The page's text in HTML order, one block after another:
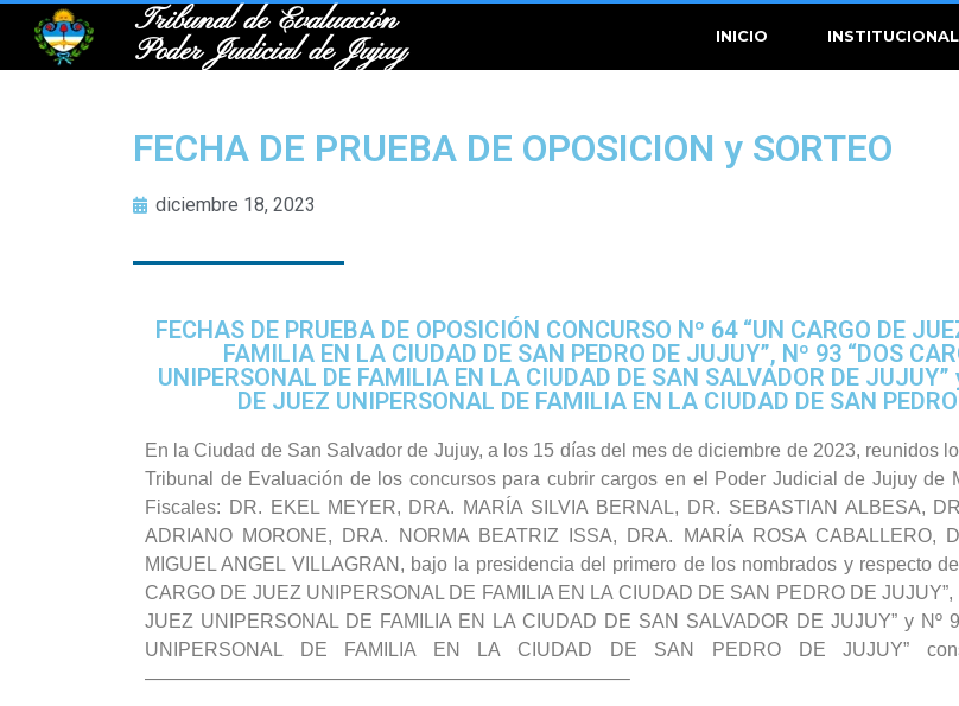
Tribunal de Evaluación
Poder Judicial de Jujuy
INICIO INSTITUCIONAL
FECHA DE PRUEBA DE OPOSICION y SORTEO
diciembre 18, 2023
FECHAS DE PRUEBA DE OPOSICIÓN CONCURSO Nº 64 “UN CARGO DE
FAMILIA EN LA CIUDAD DE SAN PEDRO DE JUJUY”, Nº 93 “DOS
UNIPERSONAL DE FAMILIA EN LA CIUDAD DE SAN SALVADOR DE JUJUY”
DE JUEZ UNIPERSONAL DE FAMILIA EN LA CIUDAD DE SAN
En la Ciudad de San Salvador de Jujuy, a los 15 días del mes de diciembre de 2023, reunidos
Tribunal de Evaluación de los concursos para cubrir cargos en el Poder Judicial de Jujuy de
Fiscales: DR. EKEL MEYER, DRA. MARÍA SILVIA BERNAL, DR. SEBASTIAN ALBESA,
ADRIANO MORONE, DRA. NORMA BEATRIZ ISSA, DRA. MARÍA ROSA CABALLERO,
MIGUEL ANGEL VILLAGRAN, bajo la presidencia del primero de los nombrados y respecto
CARGO DE JUEZ UNIPERSONAL DE FAMILIA EN LA CIUDAD DE SAN PEDRO DE JUJUY”,
JUEZ UNIPERSONAL DE FAMILIA EN LA CIUDAD DE SAN SALVADOR DE JUJUY” y Nº
UNIPERSONAL DE FAMILIA EN LA CIUDAD DE SAN PEDRO DE JUJUY”
—————————————————————————–